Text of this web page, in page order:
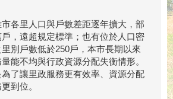
各里人口與戶數差距逐年擴大，部
，遠超規定標準；也有位於人口密
別戶數低於250戶，本市長期以來
能不均與行政資源分配失衡情形。
了讓里政服務更有效率、資源分配
到位。